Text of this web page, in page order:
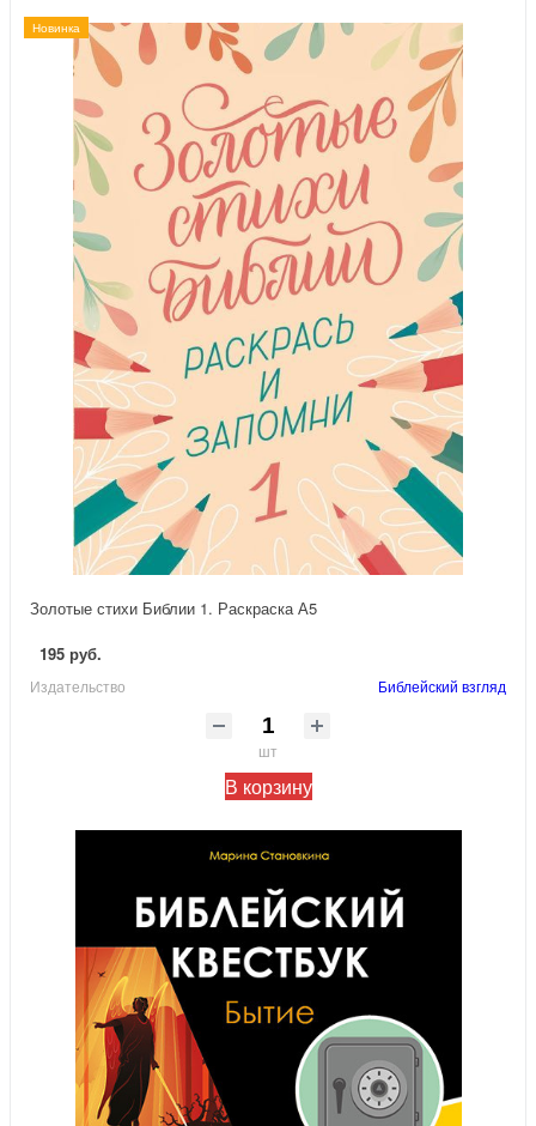
Новинка
Золотые стихи Библии 1. Раскраска А5
195 руб.
Издательство Библейский взгляд
шт
В корзину